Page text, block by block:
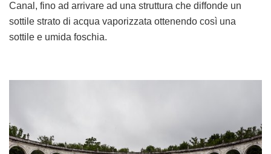
Canal, fino ad arrivare ad una struttura che diffonde un
sottile strato di acqua vaporizzata ottenendo così una
sottile e umida foschia.